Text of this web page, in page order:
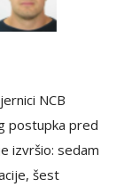
NCB
postupka pred
izvršio: sedam
šest